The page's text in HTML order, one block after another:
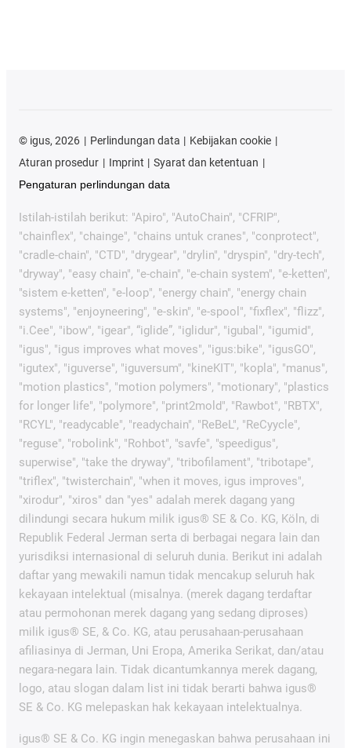
© igus, 2026 Perlindungan data
Kebijakan cookie
Aturan prosedur
Imprint
Syarat dan ketentuan
Pengaturan perlindungan data
Istilah-istilah berikut: "Apiro", "AutoChain", "CFRIP",
"chainflex", "chainge", "chains untuk cranes", "conprotect",
"cradle-chain", "CTD", "drygear", "drylin", "dryspin", "dry-tech",
"dryway", "easy chain", "e-chain", "e-chain system", "e-ketten",
"sistem e-ketten", "e-loop", "energy chain", "energy chain
systems", "enjoyneering", "e-skin", "e-spool", "fixflex", "flizz",
"i.Cee", "ibow", "igear", “iglide”, "iglidur", "igubal", "igumid",
"igus", "igus improves what moves", "igus:bike", "igusGO",
"igutex", "iguverse", "iguversum", "kineKIT", "kopla", "manus",
"motion plastics", "motion polymers", "motionary", "plastics
for longer life", "polymore", "print2mold", "Rawbot", "RBTX",
"RCYL", "readycable", "readychain", "ReBeL", "ReCyycle",
"reguse", "robolink", "Rohbot", "savfe", "speedigus",
superwise", "take the dryway", "tribofilament", "tribotape",
"triflex", "twisterchain", "when it moves, igus improves",
"xirodur", "xiros" dan "yes" adalah merek dagang yang
dilindungi secara hukum milik igus® SE & Co. KG, Köln, di
Republik Federal Jerman serta di berbagai negara lain dan
yurisdiksi internasional di seluruh dunia. Berikut ini adalah
daftar yang mewakili namun tidak mencakup seluruh hak
kekayaan intelektual (misalnya. (merek dagang terdaftar
atau permohonan merek dagang yang sedang diproses)
milik igus® SE, & Co. KG, atau perusahaan-perusahaan
afiliasinya di Jerman, Uni Eropa, Amerika Serikat, dan/atau
negara-negara lain. Tidak dicantumkannya merek dagang,
logo, atau slogan dalam list ini tidak berarti bahwa igus®
SE & Co. KG melepaskan hak kekayaan intelektualnya.
igus® SE & Co. KG ingin menegaskan bahwa perusahaan ini